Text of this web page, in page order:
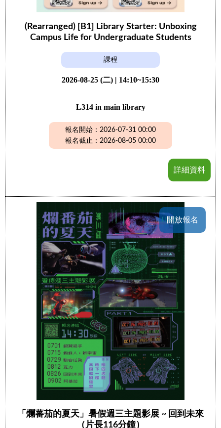
(Rearranged) [B1] Library Starter: Unboxing
Campus Life for Undergraduate Students
課程
2026-08-25 (二) | 14:10~15:30
L314 in main library
報名開始：2026-07-31 00:00
報名截止：2026-08-05 00:00
詳細資料
開放報名
「爛蕃茄的夏天」暑假週三主題影展 ~ 回到未來
（片長116分鐘）